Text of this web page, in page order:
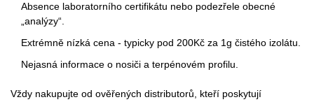
Absence laboratorního certifikátu nebo podezřele obecné
„analýzy“.
Extrémně nízká cena - typicky pod 200Kč za 1g čistého izolátu.
Nejasná informace o nosiči a terpénovém profilu.
Vždy nakupujte od ověřených distributorů, kteří poskytují